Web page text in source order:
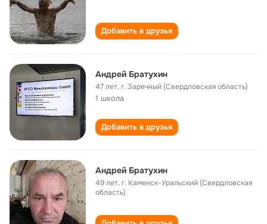
Добавить в друзья
Андрей Братухин
47 лет,г. Заречный (Свердловская область)
1 школа
Добавить в друзья
Андрей Братухин
49 лет,г. Каменск-Уральский (Свердловская
область)